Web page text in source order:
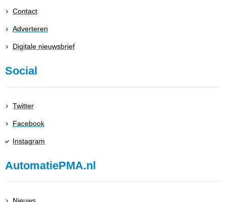
Contact
Adverteren
Digitale nieuwsbrief
Social
Twitter
Facebook
Instagram
AutomatiePMA.nl